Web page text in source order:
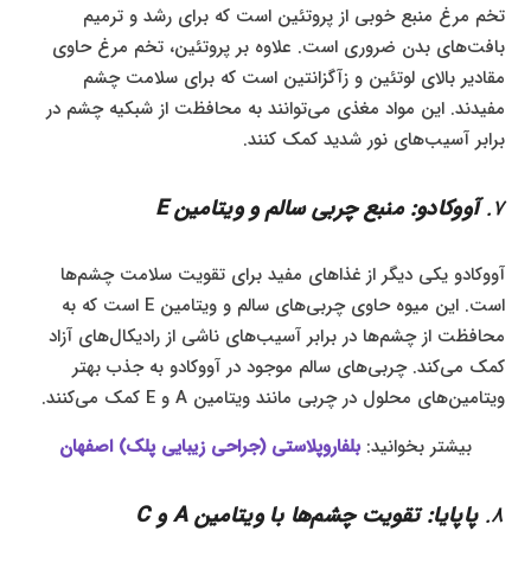
تخم مرغ منبع خوبی از پروتئین است که برای رشد و ترمیم
بافت‌های بدن ضروری است. علاوه بر پروتئین، تخم مرغ حاوی
مقادیر بالای لوتئین و زآگزانتین است که برای سلامت چشم
مفیدند. این مواد مغذی می‌توانند به محافظت از شبکیه چشم در
برابر آسیب‌های نور شدید کمک کنند.
7. آووکادو: منبع چربی سالم و ویتامین E
آووکادو یکی دیگر از غذاهای مفید برای تقویت سلامت چشم‌ها
است. این میوه حاوی چربی‌های سالم و ویتامین E است که به
محافظت از چشم‌ها در برابر آسیب‌های ناشی از رادیکال‌های آزاد
کمک می‌کند. چربی‌های سالم موجود در آووکادو به جذب بهتر
ویتامین‌های محلول در چربی مانند ویتامین A و E کمک می‌کنند.
بیشتر بخوانید:بلفاروپلاستی (جراحی زیبایی پلک) اصفهان
8. پاپایا: تقویت چشم‌ها با ویتامین A و C